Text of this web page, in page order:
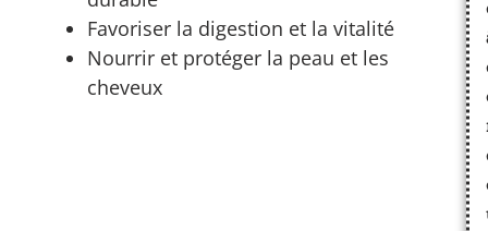
Favoriser la digestion et la vitalité
Nourrir et protéger la peau et les
cheveux